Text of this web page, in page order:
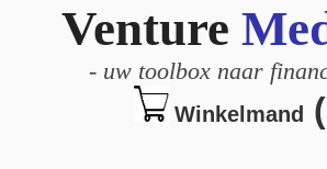
Venture
- uw toolbox naar
Winkelmand (